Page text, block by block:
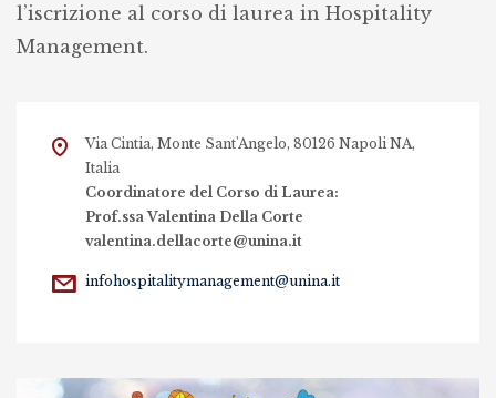
l’iscrizione al corso di laurea in Hospitality
Management.
Via Cintia, Monte Sant'Angelo, 80126 Napoli NA,
Italia
Coordinatore del Corso di Laurea:
Prof.ssa Valentina Della Corte
valentina.dellacorte@unina.it
infohospitalitymanagement@unina.it